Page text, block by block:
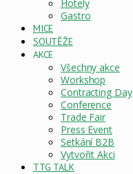
Hotely
Gastro
MICE
SOUTĚŽE
AKCE
Všechny akce
Workshop
Contracting Day
Conference
Trade Fair
Press Event
Setkání B2B
Vytvořit Akci
TTG TALK